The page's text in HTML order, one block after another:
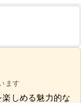
ます
楽しめる魅力的な